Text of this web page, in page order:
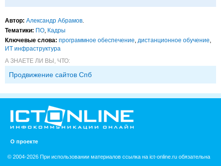
Автор: Александр Абрамов.
Тематики: ПО, Кадры
Ключевые слова: программное обеспечение, дистанционное обучение,
ИТ инфраструктура
А ЗНАЕТЕ ЛИ ВЫ, ЧТО:
Продвижение сайтов Спб
О проекте
© 2004-2026 При использовании материалов ссылка на ict-online.ru обязательна